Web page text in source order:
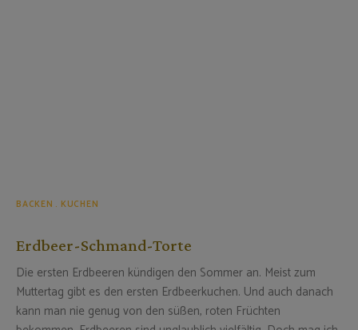
BACKEN KUCHEN
Erdbeer-Schmand-Torte
Die ersten Erdbeeren kündigen den Sommer an. Meist zum
Muttertag gibt es den ersten Erdbeerkuchen. Und auch danach
kann man nie genug von den süßen, roten Früchten